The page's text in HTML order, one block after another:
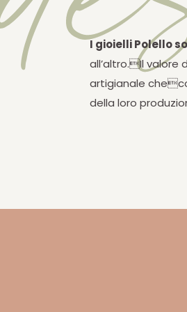
I gioielli Polello
all’altro.Il valore
artigianale
della loro